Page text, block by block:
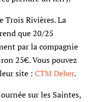
e Trois Rivières. La
que 20/25
par la compagnie
25€. Vous pouvez
site :CTM Deher.
sur les Saintes,